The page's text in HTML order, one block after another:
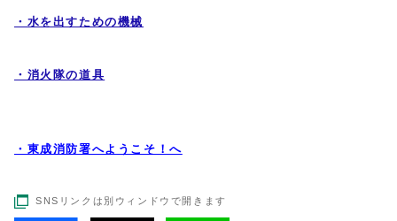
・水を出すための機械
・消火隊の道具
・東成消防署へようこそ！へ
SNSリンクは別ウィンドウで開きます